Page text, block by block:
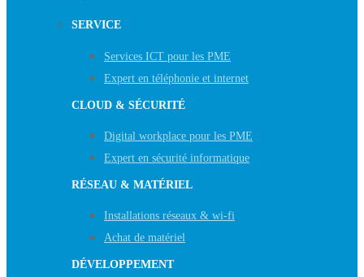
SERVICE
Services ICT pour les PME
Expert en téléphonie et internet
CLOUD & SÉCURITÉ
Digital workplace pour les PME
Expert en sécurité informatique
RÉSEAU & MATÉRIEL
Installations réseaux & wi-fi
Achat de matériel
DÉVELOPPEMENT